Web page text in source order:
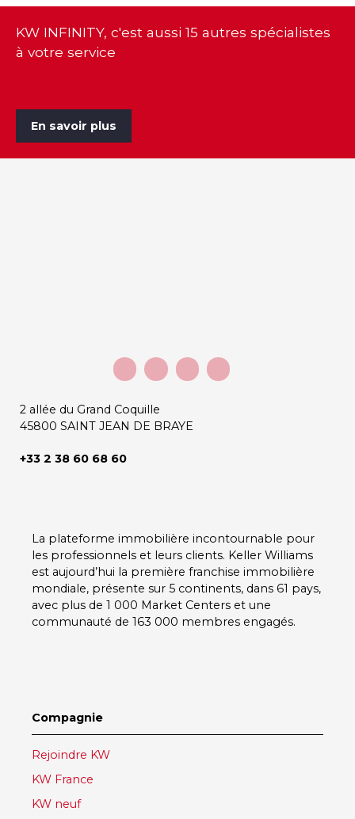
KW INFINITY, c'est aussi 15 autres spécialistes
à votre service
En savoir plus
2 allée du Grand Coquille
45800 SAINT JEAN DE BRAYE
+33 2 38 60 68 60
La plateforme immobilière incontournable pour
les professionnels et leurs clients. Keller Williams
est aujourd’hui la première franchise immobilière
mondiale, présente sur 5 continents, dans 61 pays,
avec plus de 1 000 Market Centers et une
communauté de 163 000 membres engagés.
Compagnie
Rejoindre KW
KW France
KW neuf